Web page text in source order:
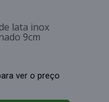
lata inox
9cm
ver o preço